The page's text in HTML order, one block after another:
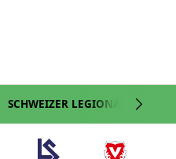
SCHWEIZER LEGIONÄRE NATI